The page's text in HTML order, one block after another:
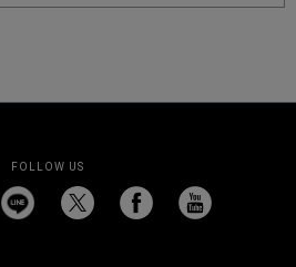
FOLLOW US